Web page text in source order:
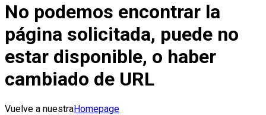
No podemos encontrar la
página solicitada, puede no
estar disponible, o haber
cambiado de URL
Vuelve a nuestraHomepage